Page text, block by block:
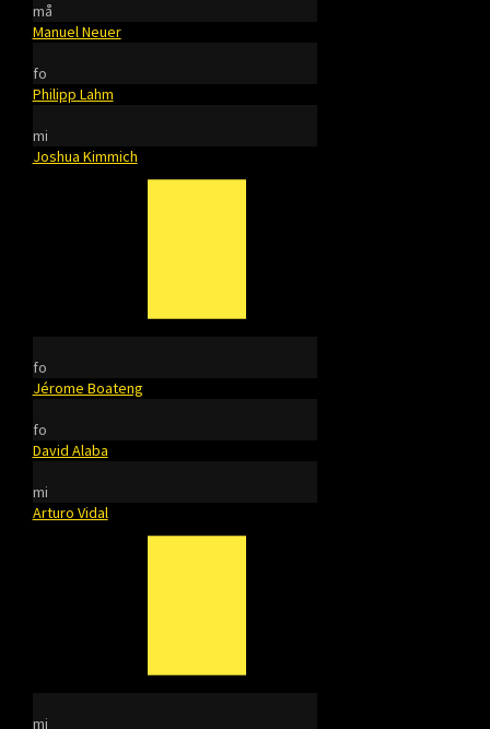
må
Manuel Neuer
fo
Philipp Lahm
mi
Joshua Kimmich
fo
Jérome Boateng
fo
David Alaba
mi
Arturo Vidal
mi